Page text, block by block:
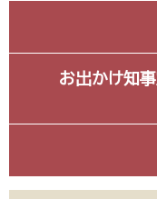
お出かけ知